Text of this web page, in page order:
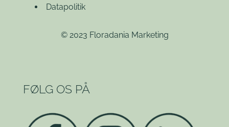
Datapolitik
© 2023 Floradania Marketing
FØLG OS PÅ